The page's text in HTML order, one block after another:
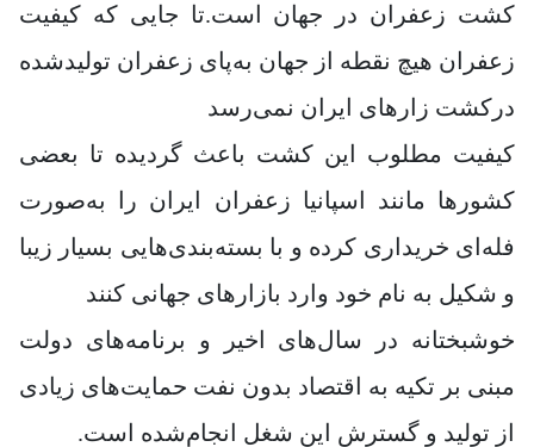
کشت زعفران در جهان است.تا جایی که کیفیت
زعفران هیچ نقطه از جهان به‌پای زعفران تولیدشده
درکشت زارهای ایران نمی‌رسد
کیفیت مطلوب این کشت باعث گردیده تا بعضی
کشورها مانند اسپانیا زعفران ایران را به‌صورت
فله‌ای خریداری کرده و با بسته‌بندی‌هایی بسیار زیبا
و شکیل به نام خود وارد بازارهای جهانی کنند
خوشبختانه در سال‌های اخیر و برنامه‌های دولت
مبنی بر تکیه به اقتصاد بدون نفت حمایت‌های زیادی
از تولید و گسترش این شغل انجام‌شده است.